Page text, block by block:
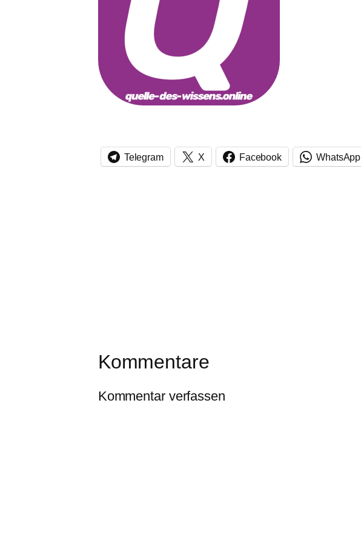
Telegram X Facebook WhatsApp
Kommentare
Kommentar verfassen